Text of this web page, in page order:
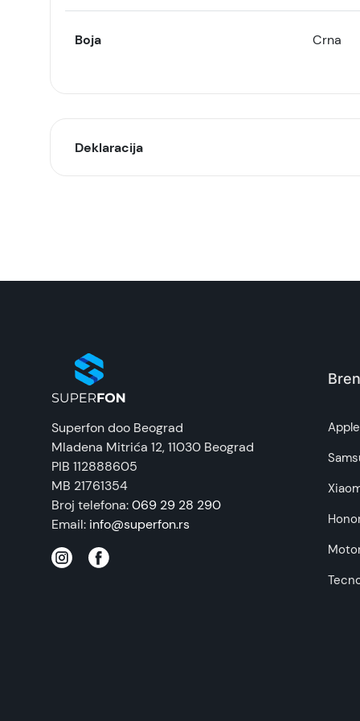
Boja Crna
Deklaracija
Uvoznik:
Zemlja porekla:
Prava potrošača:
Napomena:
Superfon doo Beograd
Mladena Mitrića 12, 11030 Beograd
PIB 112888605
MB 21761354
Broj telefona:069 29 28 290
Email: info@superfon.rs
Apple